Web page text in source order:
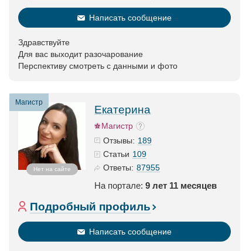
Написать сообщение
Здравствуйте
Для вас выходит разочарование
Перспективу смотреть с данными и фото
Магистр
Нет на сайте
Екатерина
Магистр
Отзывы: 189
Статьи 109
Ответы: 87955
На портале: 9 лет 11 месяцев
Подробный профиль
Написать сообщение